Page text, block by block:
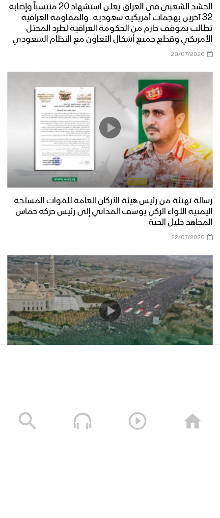
الحشد الشعبي في العراق يعلن استشهاد 20 منتسباً وإصابة
32 آخرين بهجمات أمريكية سعودية.. والمقاومة العراقية
تطالب بموقف حازم من الحكومة العراقية لطرد المحتل
الأمريكي وقطع جميع أشكال التعاون مع النظام السعودي
29/07/2026
رسالة تهنئة من رئيس هيئة الأركان العامة للقوات المسلحة
اليمنية اللواء الركن يوسف المداني إلى رئيس حركة حماس
المجاهد خليل الحية
22/07/2026
17/07/2026